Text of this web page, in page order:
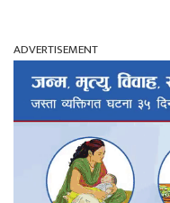
ADVERTISEMENT